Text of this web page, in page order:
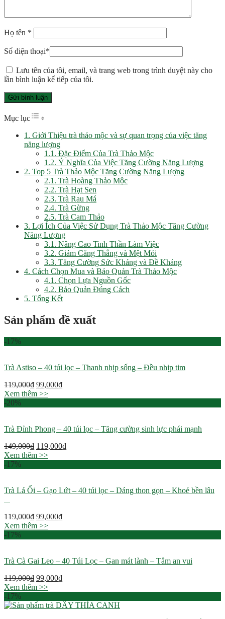
Họ tên *
Số điện thoại*
Lưu tên của tôi, email, và trang web trong trình duyệt này cho
lần bình luận kế tiếp của tôi.
Mục lụcToggle Table of Content
1. Giới Thiệu trà thảo mộc và sự quan trọng của việc tăng
năng lượng
1.1. Đặc Điểm Của Trà Thảo Mộc
1.2. Ý Nghĩa Của Việc Tăng Cường Năng Lượng
2. Top 5 Trà Thảo Mộc Tăng Cường Năng Lượng
2.1. Trà Hoàng Thảo Mộc
2.2. Trà Hạt Sen
2.3. Trà Rau Má
2.4. Trà Gừng
2.5. Trà Cam Thảo
3. Lợi Ích Của Việc Sử Dụng Trà Thảo Mộc Tăng Cường
Năng Lượng
3.1. Nâng Cao Tinh Thần Làm Việc
3.2. Giảm Căng Thẳng và Mệt Mỏi
3.3. Tăng Cường Sức Kháng và Đề Kháng
4. Cách Chọn Mua và Bảo Quản Trà Thảo Mộc
4.1. Chọn Lựa Nguồn Gốc
4.2. Bảo Quản Đúng Cách
5. Tổng Kết
Sản phẩm đề xuất
-17%
Trà Astiso – 40 túi lọc – Thanh nhịp sống – Đều nhịp tim
119,000₫ 99,000₫
Xem thêm >>
-20%
Trà Đỉnh Phong – 40 túi lọc – Tăng cường sinh lực phái mạnh
149,000₫ 119,000₫
Xem thêm >>
-17%
Trà Lá Ổi – Gạo Lứt – 40 túi lọc – Dáng thon gọn – Khoẻ bền lâu
119,000₫ 99,000₫
Xem thêm >>
-17%
Trà Cà Gai Leo – 40 Túi Lọc – Gan mát lành – Tâm an vui
119,000₫ 99,000₫
Xem thêm >>
-17%